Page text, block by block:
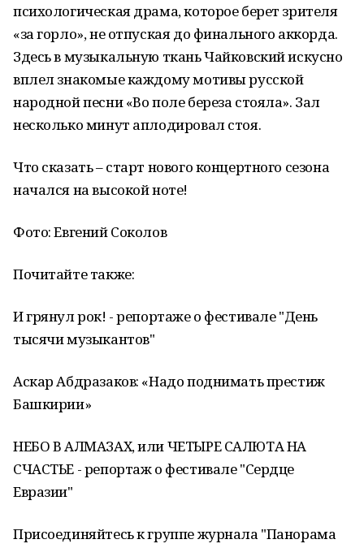
психологическая драма, которое берет зрителя
«за горло», не отпуская до финального аккорда.
Здесь в музыкальную ткань Чайковский искусно
вплел знакомые каждому мотивы русской
народной песни «Во поле береза стояла». Зал
несколько минут аплодировал стоя.
Что сказать – старт нового концертного сезона
начался на высокой ноте!
Фото: Евгений Соколов
Почитайте также:
И грянул рок! - репортаже о фестивале "День
тысячи музыкантов"
Аскар Абдразаков: «Надо поднимать престиж
Башкирии»
НЕБО В АЛМАЗАХ, или ЧЕТЫРЕ САЛЮТА НА
СЧАСТЬЕ - репортаж о фестивале "Сердце
Евразии"
Присоединяйтесь к группе журнала "Панорама